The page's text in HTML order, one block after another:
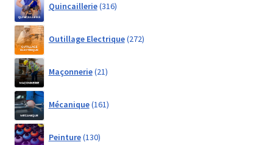
Quincaillerie 316products
Outillage Electrique 272products
Maçonnerie 21products
Mécanique 161products
Peinture 130products